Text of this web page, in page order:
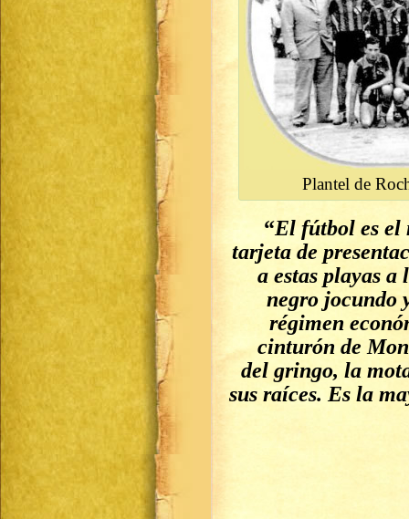
Plantel de
“El fútbol es el
tarjeta de
a estas playas a
negro jocundo
régimen
cinturón de
del gringo, la
sus raíces. Es la